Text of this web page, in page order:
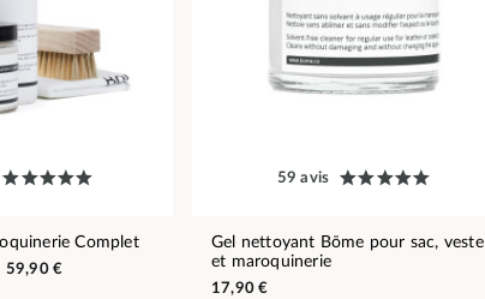
Complet
59,90 €
59 avis
Gel nettoyant Bōme pour sac, veste
et maroquinerie
17,90 €